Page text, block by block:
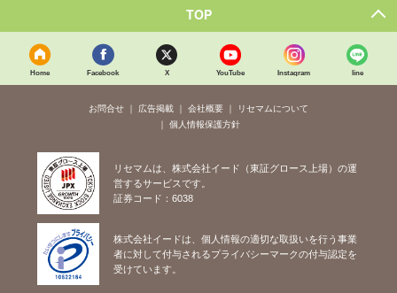
TOP
Home Facebook X YouTube Instagram line
お問合せ 広告掲載 会社概要
リセマムについて
個人情報保護方針
リセマムは、株式会社イード（東証グロース上場）の運
営するサービスです。
証券コード：6038
株式会社イードは、個人情報の適切な取扱いを行う事業
者に対して付与されるプライバシーマークの付与認定を
受けています。